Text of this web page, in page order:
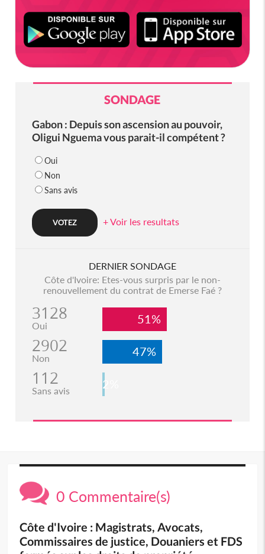
SONDAGE
Gabon : Depuis son ascension au pouvoir,
Oligui Nguema vous parait-il compétent ?
Oui
Non
Sans avis
+ Voir les resultats
DERNIER SONDAGE
Côte d'Ivoire: Etes-vous surpris par le non-
renouvellement du contrat de Emerse Faé ?
3128
Oui 51%
2902
Non 47%
112
Sans avis 2%
0 Commentaire(s)
Côte d'Ivoire : Magistrats, Avocats,
Commissaires de justice, Douaniers et FDS